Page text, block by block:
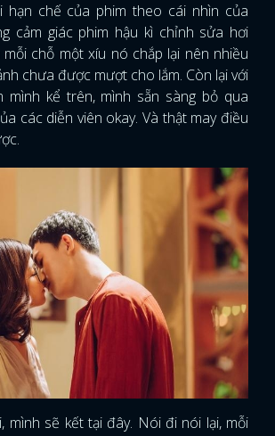
chế của phim theo cái nhìn của
cảm giác phim hậu kì chỉnh sửa hơi
chỗ một xíu nó chắp lại nên nhiều
chưa được mượt cho lắm. Còn lại với
mình kể trên, mình sẵn sàng bỏ qua
các diễn viên okay. Và thật may điều
mình sẽ kết tại đây. Nói đi nói lại, mỗi